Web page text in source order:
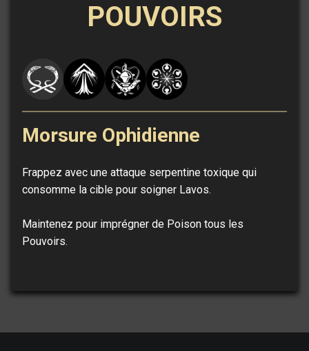
POUVOIRS
Morsure Ophidienne
Frappez avec une attaque serpentine toxique qui
consomme la cible pour soigner Lavos.
Maintenez pour imprégner de Poison tous les
Pouvoirs.